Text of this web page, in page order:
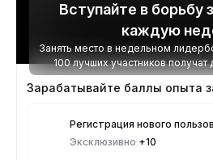
Вступайте в борьбу
каждую
Занять место в недельном
100 лучших участников
Эксклюзивно +10